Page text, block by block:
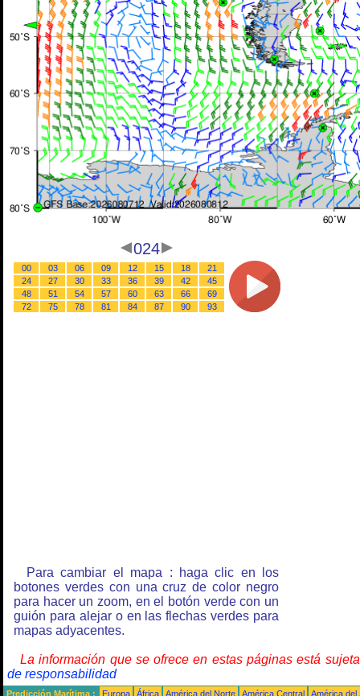
024
00 03 06 09 12 15 18
21
24
27 30 33 36 39 42
45
48
51 54 57 60 63 66
69
72
75 78 81 84 87 90 93
Para cambiar el mapa : haga clic en los
botones verdes con una cruz de color negro
para hacer un zoom, en el botón verde con un
guión para alejar o en las flechas verdes para
mapas adyacentes.
La información que se ofrece en estas páginas está
de responsabilidad
Predicción Marítima : Europa África América del Norte América Central
América del